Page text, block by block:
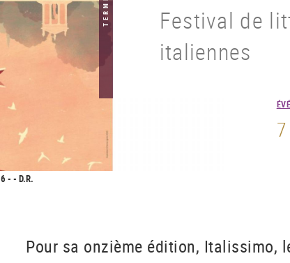
Festival de
italiennes
- - D.R.
Pour sa onzième édition, Italissimo,